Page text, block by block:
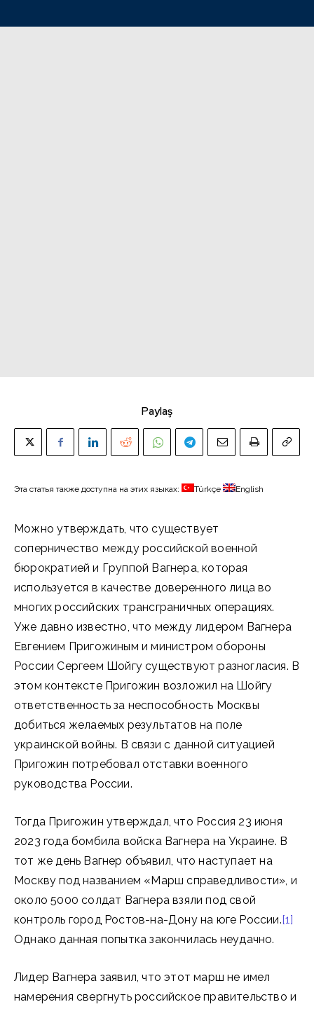
Paylaş
Эта статья также доступна на этих языках: Türkçe English
Можно утверждать, что существует
соперничество между российской военной
бюрократией и Группой Вагнера, которая
используется в качестве доверенного лица во
многих российских трансграничных операциях.
Уже давно известно, что между лидером Вагнера
Евгением Пригожиным и министром обороны
России Сергеем Шойгу существуют разногласия. В
этом контексте Пригожин возложил на Шойгу
ответственность за неспособность Москвы
добиться желаемых результатов на поле
украинской войны. В связи с данной ситуацией
Пригожин потребовал отставки военного
руководства России.
Тогда Пригожин утверждал, что Россия 23 июня
2023 года бомбила войска Вагнера на Украине. В
тот же день Вагнер объявил, что наступает на
Москву под названием «Марш справедливости», и
около 5000 солдат Вагнера взяли под свой
контроль город Ростов-на-Дону на юге России.[1]
Однако данная попытка закончилась неудачно.
Лидер Вагнера заявил, что этот марш не имел
намерения свергнуть российское правительство и